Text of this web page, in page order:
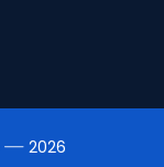
2026